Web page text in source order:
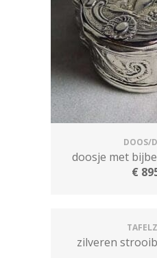
DOOS/
doosje met
€
zilveren